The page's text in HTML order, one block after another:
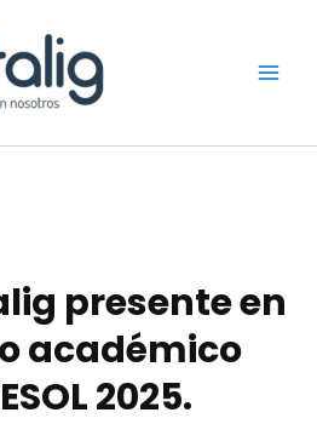
presente en
académico
2025.